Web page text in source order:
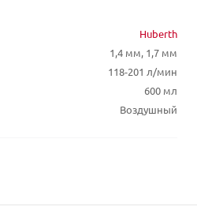
Huberth
1,4 мм, 1,7 мм
118-201 л/мин
600 мл
Воздушный